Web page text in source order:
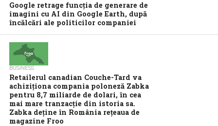
Google retrage funcţia de generare de
imagini cu AI din Google Earth, după
încălcări ale politicilor companiei
BUSINESS
Retailerul canadian Couche-Tard va
achiziţiona compania poloneză Zabka
pentru 8,7 miliarde de dolari, în cea
mai mare tranzacţie din istoria sa.
Zabka deţine în România reţeaua de
magazine Froo